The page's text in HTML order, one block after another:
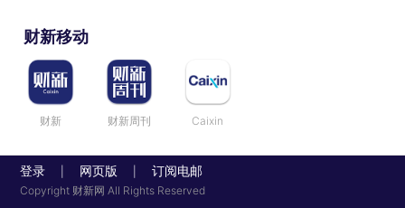
财新移动
财新 财新周刊 Caixin
登录 网页版 订阅电邮
Copyright 财新网 All Rights Reserved